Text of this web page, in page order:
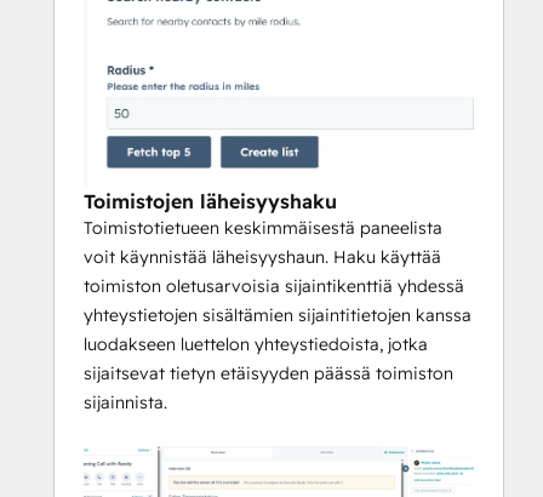
Toimistojen läheisyyshaku
Toimistotietueen keskimmäisestä paneelista
voit käynnistää läheisyyshaun. Haku käyttää
toimiston oletusarvoisia sijaintikenttiä yhdessä
yhteystietojen sisältämien sijaintitietojen kanssa
luodakseen luettelon yhteystiedoista, jotka
sijaitsevat tietyn etäisyyden päässä toimiston
sijainnista.